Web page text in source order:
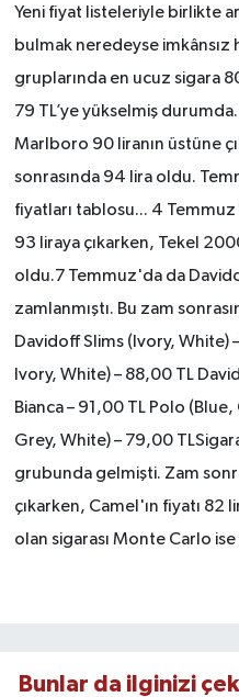
Yeni fiyat listeleriyle birlikte
bulmak neredeyse imkânsız
gruplarında en ucuz sigara
79 TL’ye yükselmiş
Marlboro 90 liranın üstüne
sonrasında 94 lira oldu.
fiyatları tablosu... 4
93 liraya çıkarken, Tekel
oldu.7 Temmuz'da da
zamlanmıştı. Bu zam
Davidoff Slims (Ivory, White)
Ivory, White) – 88,00 TL
Bianca – 91,00 TL Polo
Grey, White) – 79,00
grubunda gelmişti. Zam
çıkarken, Camel'ın fiyatı
olan sigarası Monte Carlo ise
Bunlar da ilginizi